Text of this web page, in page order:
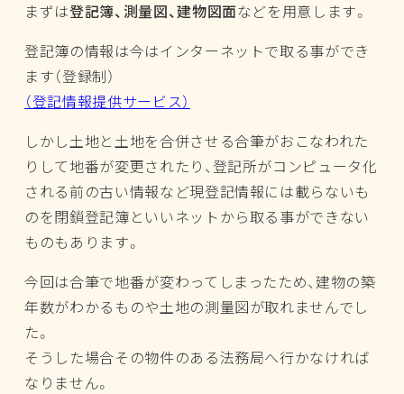
まずは登記簿、測量図、建物図面などを用意します。
登記簿の情報は今はインターネットで取る事ができ
ます（登録制）
（登記情報提供サービス）
しかし土地と土地を合併させる合筆がおこなわれた
りして地番が変更されたり、登記所がコンピュータ化
される前の古い情報など現登記情報には載らないも
のを閉鎖登記簿といいネットから取る事ができない
ものもあります。
今回は合筆で地番が変わってしまったため、建物の築
年数がわかるものや土地の測量図が取れませんでし
た。
そうした場合その物件のある法務局へ行かなければ
なりません。